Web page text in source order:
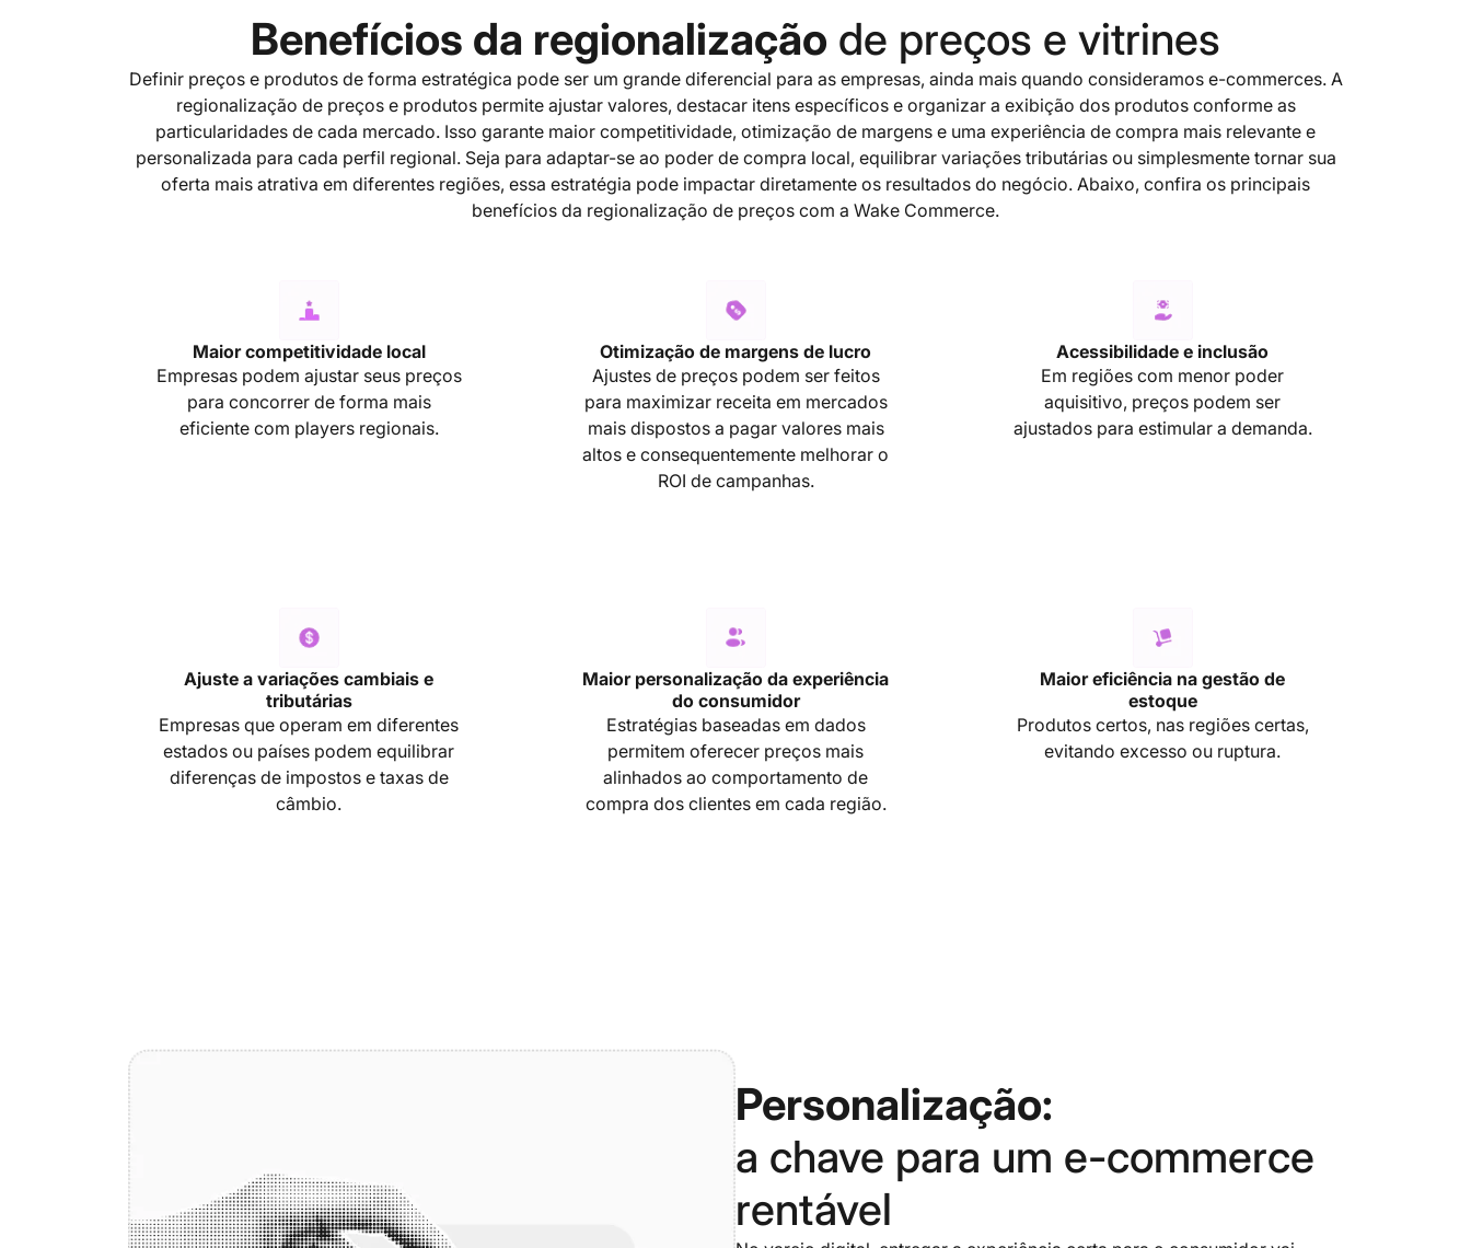
Benefícios da regionalização de preços e vitrines
Definir preços e produtos de forma estratégica pode ser um grande diferencial para as empresas, ainda mais quando consideramos e-commerces. A
regionalização de preços e produtos permite ajustar valores, destacar itens específicos e organizar a exibição dos produtos conforme as
particularidades de cada mercado. Isso garante maior competitividade, otimização de margens e uma experiência de compra mais relevante e
personalizada para cada perfil regional. Seja para adaptar-se ao poder de compra local, equilibrar variações tributárias ou simplesmente tornar sua
oferta mais atrativa em diferentes regiões, essa estratégia pode impactar diretamente os resultados do negócio. Abaixo, confira os principais
benefícios da regionalização de preços com a Wake Commerce.
Maior competitividade local
Empresas podem ajustar seus preços
para concorrer de forma mais
eficiente com players regionais.
Otimização de margens de lucro
Ajustes de preços podem ser feitos
para maximizar receita em mercados
mais dispostos a pagar valores mais
altos e consequentemente melhorar o
ROI de campanhas.
Acessibilidade e inclusão
Em regiões com menor poder
aquisitivo, preços podem ser
ajustados para estimular a demanda.
Ajuste a variações cambiais e
tributárias
Empresas que operam em diferentes
estados ou países podem equilibrar
diferenças de impostos e taxas de
câmbio.
Maior personalização da experiência
do consumidor
Estratégias baseadas em dados
permitem oferecer preços mais
alinhados ao comportamento de
compra dos clientes em cada região.
Maior eficiência na gestão de
estoque
Produtos certos, nas regiões certas,
evitando excesso ou ruptura.
Personalização:
a chave para um e-commerce
rentável